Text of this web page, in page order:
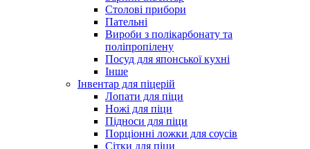
Столові прибори
Пательні
Вироби з полікарбонату та
поліпропілену
Посуд для японської кухні
Інше
Інвентар для піцерій
Лопати для піци
Ножі для піци
Підноси для піци
Порціонні ложки для соусів
Сітки для піци